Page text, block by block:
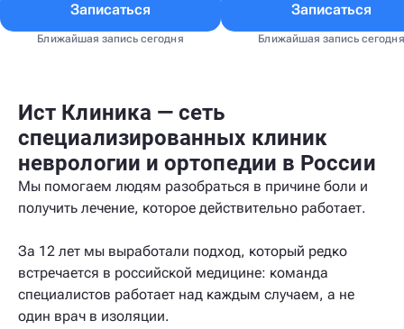
Записаться
Ближайшая запись сегодня
Записаться
Ближайшая запись сегодня
Ист Клиника — сеть
специализированных клиник
неврологии и ортопедии в России
Мы помогаем людям разобраться в причине боли и
получить лечение, которое действительно работает.
За 12 лет мы выработали подход, который редко
встречается в российской медицине: команда
специалистов работает над каждым случаем, а не
один врач в изоляции.